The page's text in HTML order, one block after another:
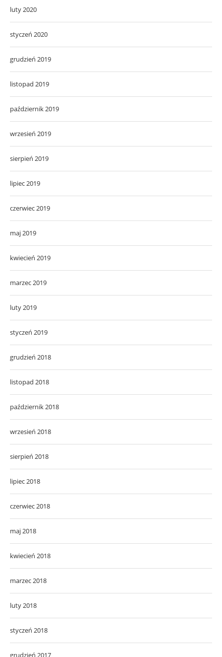
luty 2020
styczeń 2020
grudzień 2019
listopad 2019
październik 2019
wrzesień 2019
sierpień 2019
lipiec 2019
czerwiec 2019
maj 2019
kwiecień 2019
marzec 2019
luty 2019
styczeń 2019
grudzień 2018
listopad 2018
październik 2018
wrzesień 2018
sierpień 2018
lipiec 2018
czerwiec 2018
maj 2018
kwiecień 2018
marzec 2018
luty 2018
styczeń 2018
grudzień 2017